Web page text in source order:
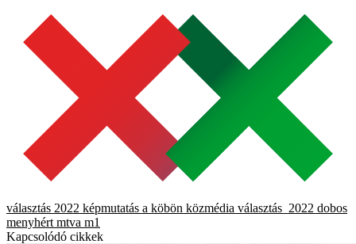
választás 2022 képmutatás a köbön közmédia választás_2022 dobos
menyhért mtva m1
Kapcsolódó cikkek